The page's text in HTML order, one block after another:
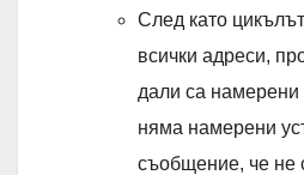
След като
всички адреси,
дали са намерени
няма намерени
съобщение, че не